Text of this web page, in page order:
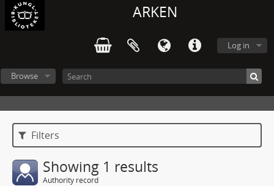
ARKEN
Log in
Browse
Filters
Showing 1 results
Authority record